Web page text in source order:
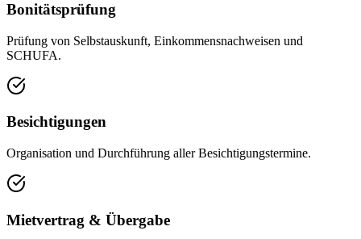
Bonitätsprüfung
Prüfung von Selbstauskunft, Einkommensnachweisen und
SCHUFA.
Besichtigungen
Organisation und Durchführung aller Besichtigungstermine.
Mietvertrag & Übergabe